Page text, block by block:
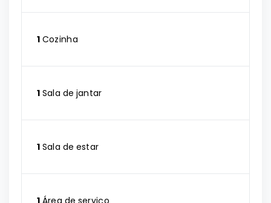
1 Cozinha
1 Sala de jantar
1 Sala de estar
1 Área de serviço